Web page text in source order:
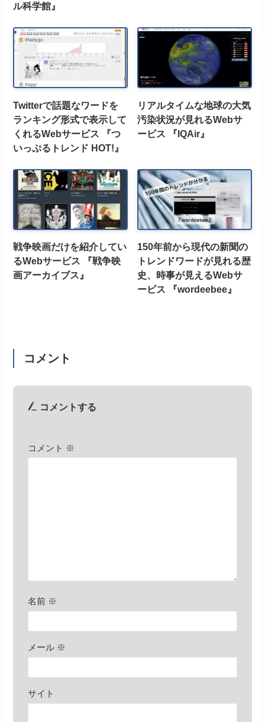
ル科学館』
Twitterで話題なワードを
ランキング形式で表示して
くれるWebサービス 『つ
いっぷるトレンド HOT!』
リアルタイムな地球の大気
汚染状況が見れるWebサ
ービス 『IQAir』
戦争映画だけを紹介してい
るWebサービス 『戦争映
画アーカイブス』
150年前から現代の新聞の
トレンドワードが見れる歴
史、時事が見えるWebサ
ービス 『wordeebee』
コメント
コメントする
コメント ※
名前 ※
メール ※
サイト